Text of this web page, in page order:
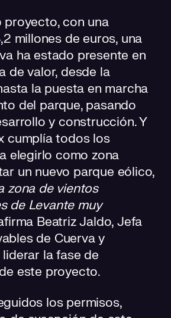
proyecto, con una
millones de euros, una
ha estado presente en
de valor, desde la
la puesta en marcha
del parque, pasando
y construcción. Y
cumplía todos los
elegirlo como zona
un nuevo parque eólico,
zona de vientos
de Levante muy
Beatriz Jaldo, Jefa
de Cuerva y
la fase de
este proyecto.
los permisos,